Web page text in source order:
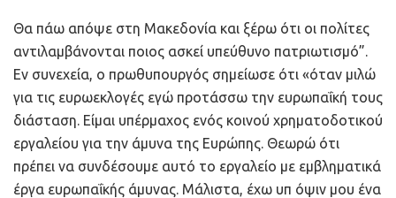
Θα πάω απόψε στη Μακεδονία και ξέρω ότι οι πολίτες
αντιλαμβάνονται ποιος ασκεί υπεύθυνο πατριωτισμό”.
Εν συνεχεία, ο πρωθυπουργός σημείωσε ότι «όταν μιλώ
για τις ευρωεκλογές εγώ προτάσσω την ευρωπαΐκή τους
διάσταση. Είμαι υπέρμαχος ενός κοινού χρηματοδοτικού
εργαλείου για την άμυνα της Ευρώπης. Θεωρώ ότι
πρέπει να συνδέσουμε αυτό το εργαλείο με εμβληματικά
έργα ευρωπαΐκής άμυνας. Μάλιστα, έχω υπ όψιν μου ένα